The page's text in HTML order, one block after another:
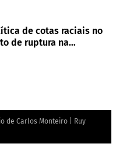
de cotas raciais no
de ruptura na
de Carlos Monteiro | Ruy